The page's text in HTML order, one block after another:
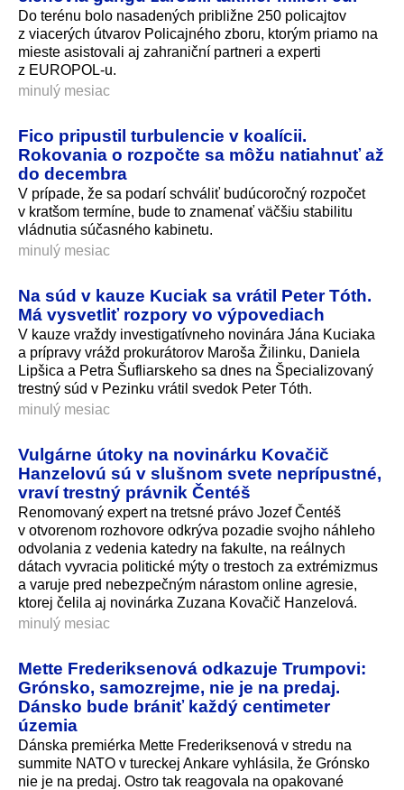
Do terénu bolo nasadených približne 250 policajtov
z viacerých útvarov Policajného zboru, ktorým priamo na
mieste asistovali aj zahraniční partneri a experti
z EUROPOL-u.
minulý mesiac
Fico pripustil turbulencie v koalícii.
Rokovania o rozpočte sa môžu natiahnuť až
do decembra
V prípade, že sa podarí schváliť budúcoročný rozpočet
v kratšom termíne, bude to znamenať väčšiu stabilitu
vládnutia súčasného kabinetu.
minulý mesiac
Na súd v kauze Kuciak sa vrátil Peter Tóth.
Má vysvetliť rozpory vo výpovediach
V kauze vraždy investigatívneho novinára Jána Kuciaka
a prípravy vrážd prokurátorov Maroša Žilinku, Daniela
Lipšica a Petra Šufliarskeho sa dnes na Špecializovaný
trestný súd v Pezinku vrátil svedok Peter Tóth.
minulý mesiac
Vulgárne útoky na novinárku Kovačič
Hanzelovú sú v slušnom svete neprípustné,
vraví trestný právnik Čentéš
Renomovaný expert na tretsné právo Jozef Čentéš
v otvorenom rozhovore odkrýva pozadie svojho náhleho
odvolania z vedenia katedry na fakulte, na reálnych
dátach vyvracia politické mýty o trestoch za extrémizmus
a varuje pred nebezpečným nárastom online agresie,
ktorej čelila aj novinárka Zuzana Kovačič Hanzelová.
minulý mesiac
Mette Frederiksenová odkazuje Trumpovi:
Grónsko, samozrejme, nie je na predaj.
Dánsko bude brániť každý centimeter
územia
Dánska premiérka Mette Frederiksenová v stredu na
summite NATO v tureckej Ankare vyhlásila, že Grónsko
nie je na predaj. Ostro tak reagovala na opakované